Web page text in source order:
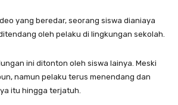
yang beredar, seorang siswa dianiaya
oleh pelaku di lingkungan sekolah.
ini ditonton oleh siswa lainya. Meski
namun pelaku terus menendang dan
itu hingga terjatuh.